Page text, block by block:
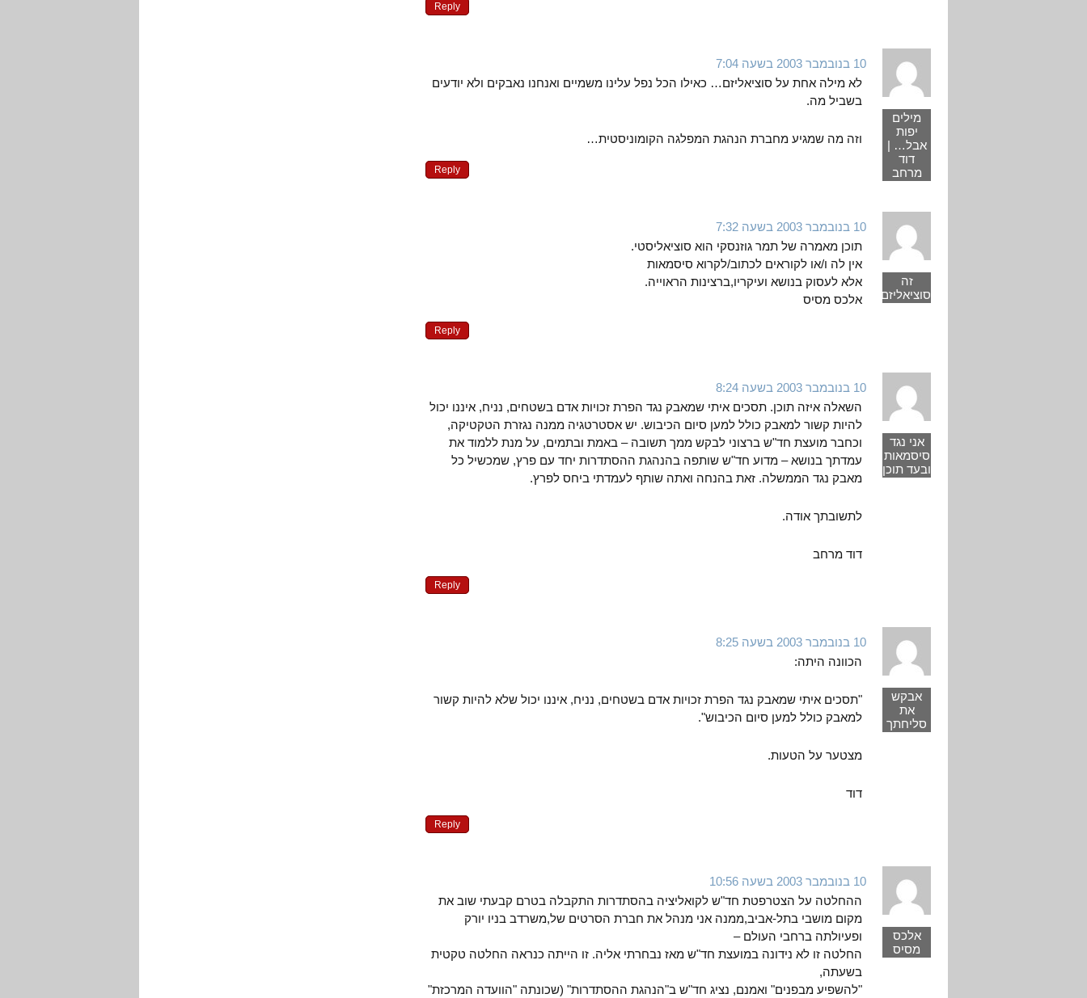
Reply
מילים
יפות
אבל… |
דוד
מרחב
10 בנובמבר 2003 בשעה 7:04
לא מילה אחת על סוציאליזם… כאילו הכל נפל עלינו משמיים ואנחנו נאבקים ולא יודעים
בשביל מה.
וזה מה שמגיע מחברת הנהגת המפלגה הקומוניסטית…
Reply
זה
סוציאליזם
10 בנובמבר 2003 בשעה 7:32
תוכן מאמרה של תמר גוזנסקי הוא סוציאליסטי.
אין לה ו/או לקוראים לכתוב/לקרוא סיסמאות
אלא לעסוק בנושא ועיקריו,ברצינות הראוייה.
אלכס מסיס
Reply
אני נגד
סיסמאות
ובעד תוכן
10 בנובמבר 2003 בשעה 8:24
השאלה איזה תוכן. תסכים איתי שמאבק נגד הפרת זכויות אדם בשטחים, נניח, איננו יכול
להיות קשור למאבק כולל למען סיום הכיבוש. יש אסטרטגיה ממנה נגזרת הטקטיקה,
וכחבר מועצת חד"ש ברצוני לבקש ממך תשובה – באמת ובתמים, על מנת ללמוד את
עמדתך בנושא – מדוע חד"ש שותפה בהנהגת ההסתדרות יחד עם פרץ, שמכשיל כל
מאבק נגד הממשלה. זאת בהנחה ואתה שותף לעמדתי ביחס לפרץ.
לתשובתך אודה.
דוד מרחב
Reply
אבקש
את
סליחתך
10 בנובמבר 2003 בשעה 8:25
הכוונה היתה:
"תסכים איתי שמאבק נגד הפרת זכויות אדם בשטחים, נניח, איננו יכול שלא להיות קשור
למאבק כולל למען סיום הכיבוש".
מצטער על הטעות.
דוד
Reply
אלכס
מסיס
10 בנובמבר 2003 בשעה 10:56
ההחלטה על הצטרפטת חד"ש לקואליציה בהסתדרות התקבלה בטרם קבעתי שוב את
מקום מושבי בתל-אביב,ממנה אני מנהל את חברת הסרטים של,משרדב בניו יורק
ופעיולתה ברחבי העולם –
החלטה זו לא נידונה במועצת חד"ש מאז נבחרתי אליה. זו הייתה כנראה החלטה טקטית
בשעתה,
"להשפיע מבפנים" ואמנם, נציג חד"ש ב"הנהגת ההסתדרות" (שכונתה "הוועדה המרכזת"